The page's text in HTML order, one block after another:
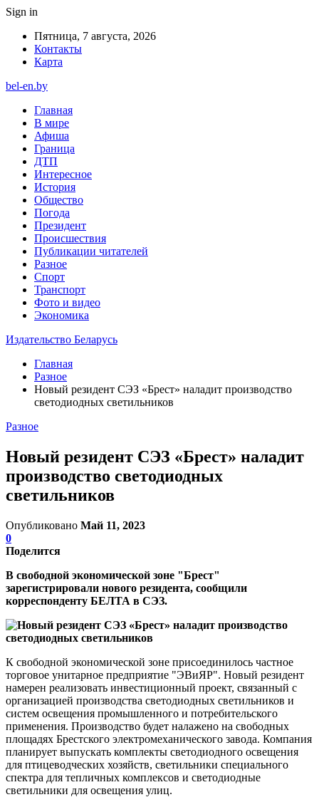
Sign in
Пятница, 7 августа, 2026
Контакты
Карта
bel-en.by
Главная
В мире
Афиша
Граница
ДТП
Интересное
История
Общество
Погода
Президент
Происшествия
Публикации читателей
Разное
Спорт
Транспорт
Фото и видео
Экономика
Издательство Беларусь
Главная
Разное
Новый резидент СЭЗ «Брест» наладит производство
светодиодных светильников
Разное
Новый резидент СЭЗ «Брест» наладит
производство светодиодных
светильников
Опубликовано Май 11, 2023
0
Поделится
В свободной экономической зоне "Брест"
зарегистрировали нового резидента, сообщили
корреспонденту БЕЛТА в СЭЗ.
К свободной экономической зоне присоединилось частное
торговое унитарное предприятие "ЭВиЯР". Новый резидент
намерен реализовать инвестиционный проект, связанный с
организацией производства светодиодных светильников и
систем освещения промышленного и потребительского
применения. Производство будет налажено на свободных
площадях Брестского электромеханического завода. Компания
планирует выпускать комплекты светодиодного освещения
для птицеводческих хозяйств, светильники специального
спектра для тепличных комплексов и светодиодные
светильники для освещения улиц.